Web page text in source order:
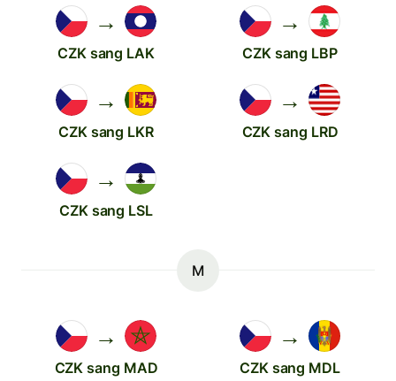
→
CZK sang LAK
→
CZK sang LBP
→
CZK sang LKR
→
CZK sang LRD
→
CZK sang LSL
M
→
CZK sang MAD
→
CZK sang MDL